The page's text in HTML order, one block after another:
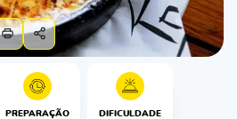
PREPARAÇÃO DIFICULDADE